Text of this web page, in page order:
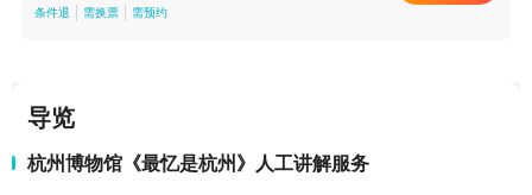
条件退 需换票 需预约
导览
杭州博物馆《最忆是杭州》人工讲解服务